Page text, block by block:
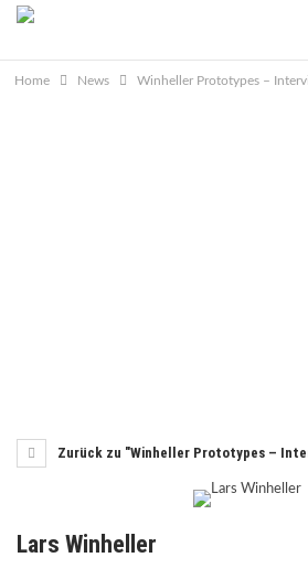
Home News Winheller Prototypes –
Zurück zu "Winheller Prototypes –
Lars Winheller